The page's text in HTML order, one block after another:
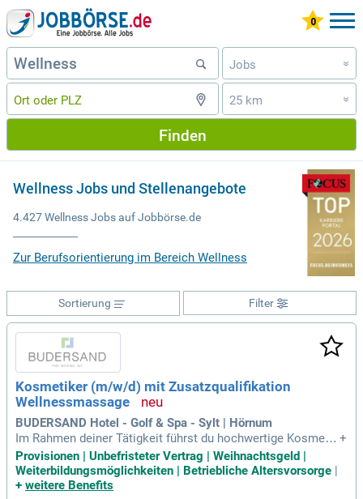
Jobs »
25 km »
Finden
Wellness Jobs und Stellenangebote
4.427 Wellness Jobs auf Jobbörse.de
Zur Berufsorientierung im Bereich Wellness
Filter
Sortierung
Kosmetiker (m/w/d) mit Zusatzqualifikation
Wellnessmassage
BUDERSAND Hotel - Golf & Spa - Sylt | Hörnum
Im Rahmen deiner Tätigkeit führst du hochwertige Kosmetik
- und Wellnessbehandlungen professionell und mit ausgeprä
gtem Qualitätsbewusstsein durch. Dazu gehören unter ande
rem Maniküre, Pediküre sowie verschiedene Wellnessmass
+
Provisionen | Unbefristeter Vertrag | Weihnachtsgeld |
Weiterbildungsmöglichkeiten | Betriebliche Altersvorsorge |
+ weitere Benefits